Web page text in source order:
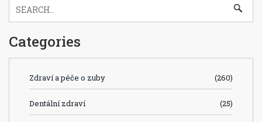
Categories
Zdraví a péče o zuby (260)
Dentální zdraví (25)